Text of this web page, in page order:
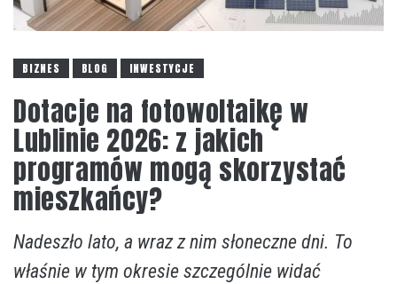
BIZNES BLOG INWESTYCJE
Dotacje na fotowoltaikę w
Lublinie 2026: z jakich
programów mogą skorzystać
mieszkańcy?
Nadeszło lato, a wraz z nim słoneczne dni. To
właśnie w tym okresie szczególnie widać